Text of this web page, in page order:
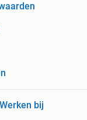
Werken bij